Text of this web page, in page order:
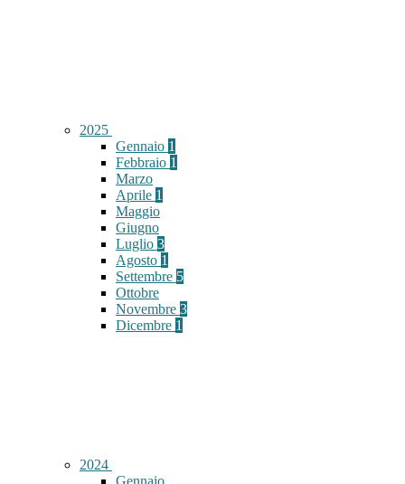
2025
Gennaio 1
Febbraio 1
Marzo
Aprile 1
Maggio
Giugno
Luglio 3
Agosto 1
Settembre 5
Ottobre
Novembre 3
Dicembre 1
2024